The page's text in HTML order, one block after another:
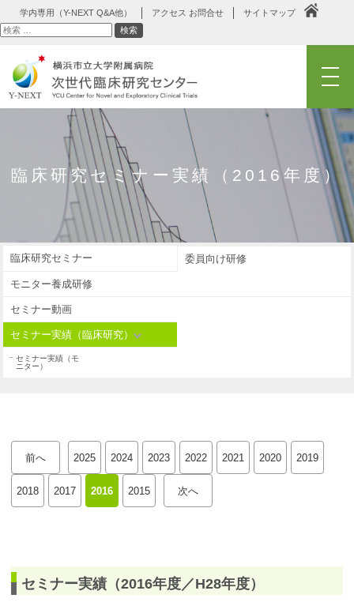
学内専用（Y-NEXT Q&A他） アクセス お問合せ
サイトマップ
検
索
検索
メニュー
臨床研究セミナー実績（2016年度）
臨床研究セミナー 委員向け研修
モニター養成研修
セミナー動画
セミナー実績（臨床研究）
セミナー実績（モ
ニター）
前へ 2025 2024 2023 2022 2021 2020 2019
2018 2017 2016 2015 次へ
セミナー実績（2016年度／H28年度）